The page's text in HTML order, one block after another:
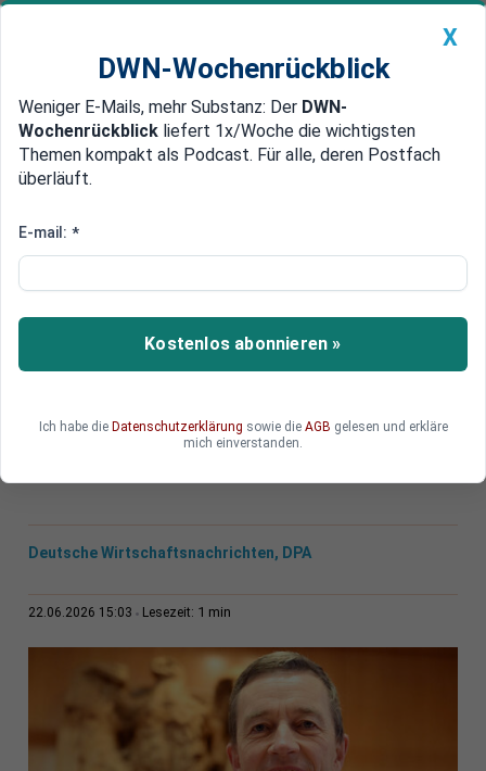
Newsticker MEIN DWN: Geldanlage Premium
Edelmetalle DWN-Magazin China
AfD: Parteigründer Lucke
Grundsatzbeschluss
Der frühere Vorsitzende Bernd Lucke kritisiert
den Umgang mit seiner ehemaligen Partei -
Diese soll sich als "staatstragende
Reformpartei" verstehen.
Deutsche Wirtschaftsnachrichten, DPA
22.06.2026 15:03 Lesezeit: 1 min
X
DWN-Wochenrückblick
Weniger E-Mails, mehr Substanz: Der DWN-
Wochenrückblick liefert 1x/Woche die wichtigsten
Themen kompakt als Podcast. Für alle, deren Postfach
überläuft.
E-mail: *
Kostenlos abonnieren »
Ich habe die Datenschutzerklärung sowie die AGB gelesen und erkläre
mich einverstanden.